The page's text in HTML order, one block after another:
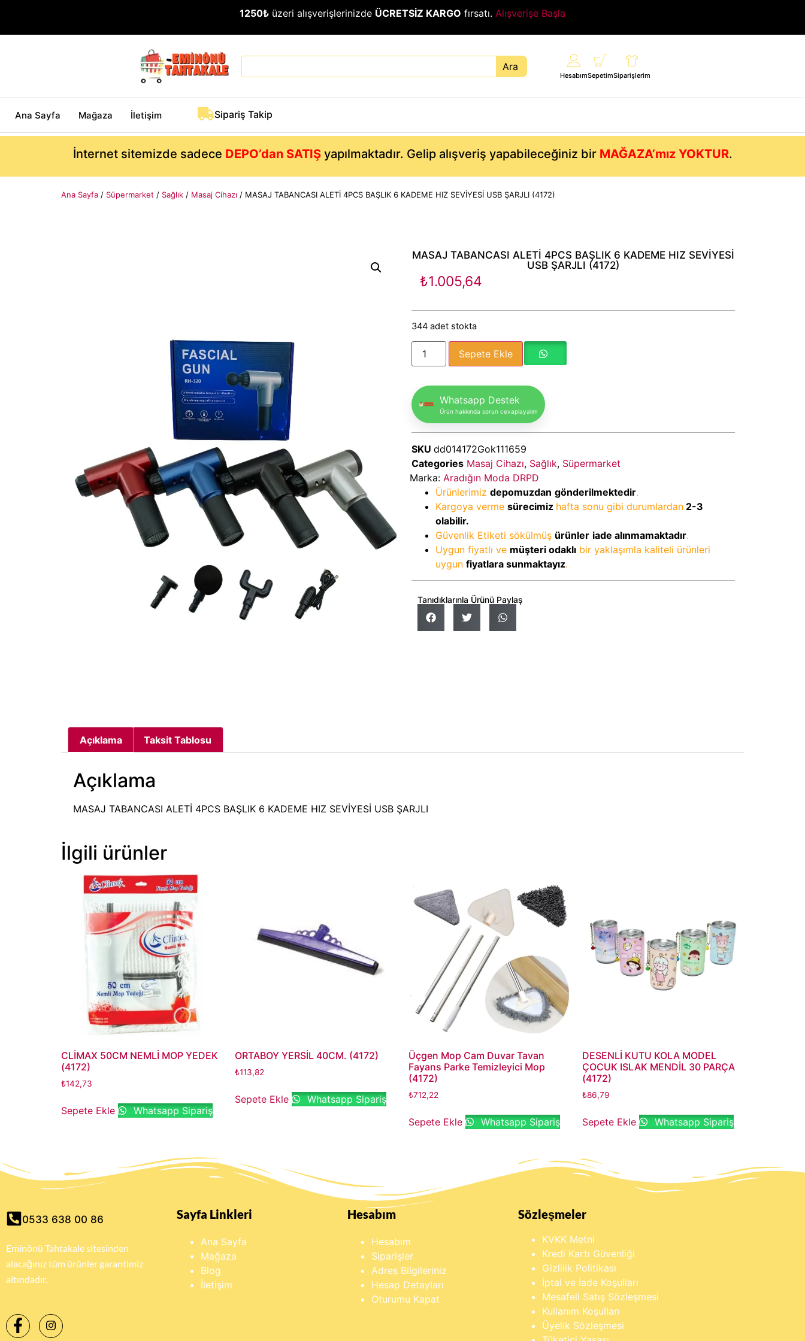
1250₺ üzeri alışverişlerinizde ÜCRETSİZ KARGO fırsatı. Alışverişe Başla
Ara
HesabımSepetimSiparişlerim
Ana Sayfa Mağaza İletişim Sipariş Takip
İnternet sitemizde sadece DEPO’dan SATIŞyapılmaktadır. Gelip alışveriş yapabileceğiniz bir MAĞAZA’mız YOKTUR.
Ana Sayfa / Süpermarket / Sağlık / Masaj Cihazı / MASAJ TABANCASI ALETİ 4PCS BAŞLIK 6 KADEME HIZ SEVİYESİ USB ŞARJLI (4172)
MASAJ TABANCASI ALETİ 4PCS BAŞLIK 6 KADEME HIZ SEVİYESİ
USB ŞARJLI (4172)
₺1.005,64
344 adet stokta
Sepete Ekle
Whatsapp Destek
Ürün hakkında sorun cevaplayalım
SKU dd014172Gok111659
Categories Masaj Cihazı, Sağlık, Süpermarket
Marka: Aradığın Moda DRPD
Ürünlerimiz depomuzdan gönderilmektedir.
Kargoya verme sürecimiz hafta sonu gibi durumlardan 2-3
olabilir.
Güvenlik Etiketi sökülmüş ürünler iade alınmamaktadır.
Uygun fiyatlı ve müşteri odaklı bir yaklaşımla kaliteli ürünleri
uygun fiyatlara sunmaktayız.
Tanıdıklarınla Ürünü Paylaş
Açıklama Taksit Tablosu
Açıklama
MASAJ TABANCASI ALETİ 4PCS BAŞLIK 6 KADEME HIZ SEVİYESİ USB ŞARJLI
İlgili ürünler
CLİMAX 50CM NEMLİ MOP YEDEK
(4172)
₺142,73
Sepete Ekle Whatsapp Sipariş
ORTABOY YERSİL 40CM. (4172)
₺113,82
Sepete Ekle Whatsapp Sipariş
Üçgen Mop Cam Duvar Tavan
Fayans Parke Temizleyici Mop
(4172)
₺712,22
Sepete Ekle Whatsapp Sipariş
DESENLİ KUTU KOLA MODEL
ÇOCUK ISLAK MENDİL 30 PARÇA
(4172)
₺86,79
Sepete Ekle Whatsapp Sipariş
0533 638 00 86
Eminönü Tahtakale sitesinden
alacağınız tüm ürünler garantimiz
altındadır.
Sayfa Linkleri
Ana Sayfa
Mağaza
Blog
İletişim
Hesabım
Hesabım
Siparişler
Adres Bilgileriniz
Hesap Detayları
Oturumu Kapat
Sözleşmeler
KVKK Metni
Kredi Kartı Güvenliği
Gizlilik Politikası
İptal ve İade Koşulları
Mesafeli Satış Sözleşmesi
Kullanım Koşulları
Üyelik Sözleşmesi